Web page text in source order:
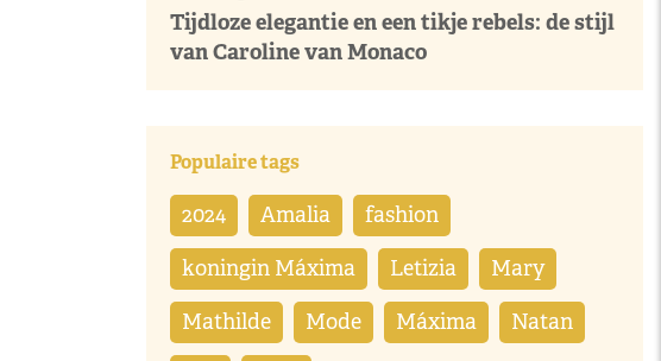
Tijdloze elegantie en een tikje rebels: de stijl
van Caroline van Monaco
Populaire tags
2024 Amalia fashion
koningin Máxima Letizia Mary
Mathilde Mode Máxima Natan